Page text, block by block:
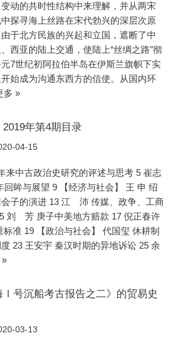
动的共时性结构中来理解，并从两宋
探寻海上丝路在宋代勃兴的深层次原
于北方民族的兴起和立国，遮断了中
西亚的陆上交通，使陆上“丝绸之路”彻
7世纪初阿拉伯半岛在伊斯兰旗帜下实
始成为沟通东西方的信使。从国内环
多 »
2019年第4期目录
04-15
来中古政治史研究的评述与思考 5 崔志
回眸与展望 9 【经济与社会】 王 申 绍
子的演进 13 江 沛 传媒、政争、工商
刘 芳 庚子中美地方赔款 17 倪正春许
准 19 【政治与社会】 代国玺 休耕制
23 王安宇 秦汉时期的异地诉讼 25 余
»
Ⅰ号沉船考古报告之二》的贸易史
03-13